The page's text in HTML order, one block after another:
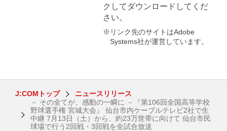
クしてダウンロードしてくだ
さい。
※リンク先のサイトはAdobe
Systems社が運営しています。
J:COMトップ
ニュースリリース
－ その全てが、感動の一瞬に －『第106回全国高等学校
野球選手権 宮城大会』 仙台市内ケーブルテレビ2社で生
中継 7月13日（土）から、約23万世帯に向けて 仙台市民
球場で行う2回戦・3回戦を全試合放送